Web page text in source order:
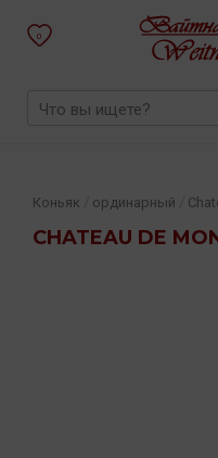
0
CHATEAU DE
Коньяк ординарный